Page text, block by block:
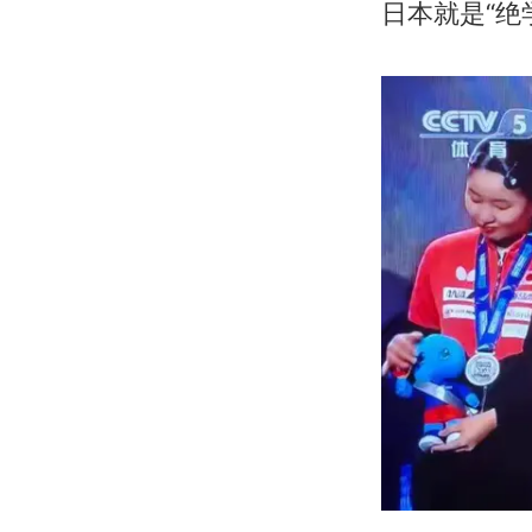
日本就是“绝